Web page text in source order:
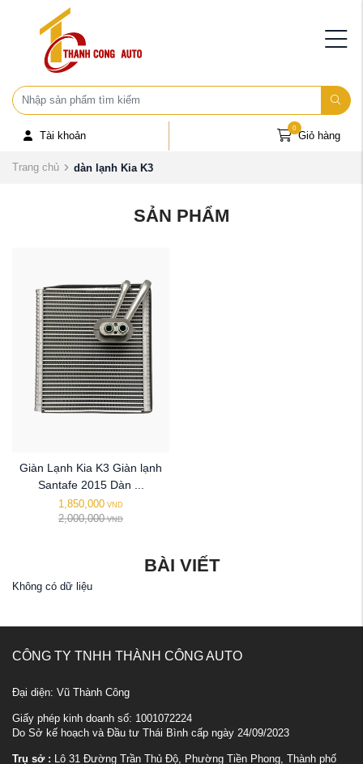
Tài khoản Giỏ hàng
0
Trang chủ dàn lạnh Kia K3
SẢN PHẨM
Giàn Lạnh Kia K3 Giàn lạnh
Santafe 2015 Dàn ...
1,850,000 VND
2,000,000 VND
BÀI VIẾT
Không có dữ liệu
CÔNG TY TNHH THÀNH CÔNG AUTO
Đại diện: Vũ Thành Công
Giấy phép kinh doanh số: 1001072224
Do Sở kế hoạch và Đầu tư Thái Bình cấp ngày 24/09/2023
Trụ sở : Lô 31 Đường Trần Thủ Độ, Phường Tiền Phong, Thành phố